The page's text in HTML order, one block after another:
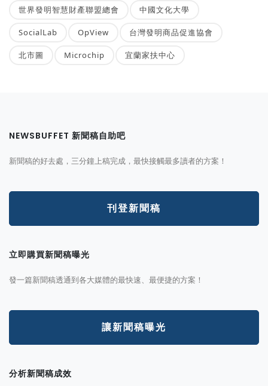
世界發明智慧財產聯盟總會 中國文化大學
SocialLab OpView 台灣發明商品促進協會
北市圖 Microchip 宜蘭家扶中心
NEWSBUFFET 新聞稿自助吧
新聞稿的好去處，三分鐘上稿完成，最快接觸最多讀者的方案！
刊登新聞稿
立即購買新聞稿曝光
發一篇新聞稿透通到各大媒體的最快速、最便捷的方案！
讓新聞稿曝光
分析新聞稿成效